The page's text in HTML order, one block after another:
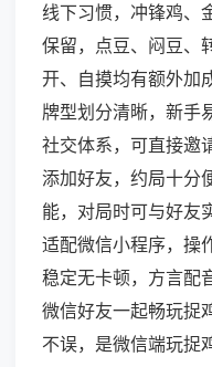
线下习惯，冲锋鸡、
保留，点豆、闷豆、
开、自摸均有额外加
牌型划分清晰，新手
社交体系，可直接邀
添加好友，约局十分
能，对局时可与好友
适配微信小程序，操
稳定无卡顿，方言配
微信好友一起畅玩捉
不误，是微信端玩捉